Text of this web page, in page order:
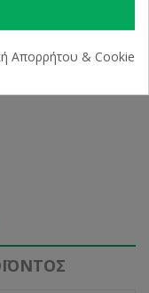
Απορρήτου & Cookie